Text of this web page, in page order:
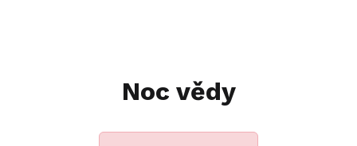
Noc vědy